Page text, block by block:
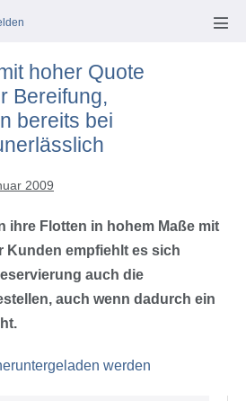
hoher Quote
Bereifung,
bereits bei
2009
ihre Flotten in hohem Maße mit
Kunden empfiehlt es sich
auch die
auch wenn dadurch ein
werden